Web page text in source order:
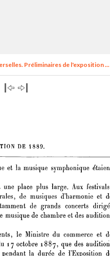
Préliminaires de l'exposition ...